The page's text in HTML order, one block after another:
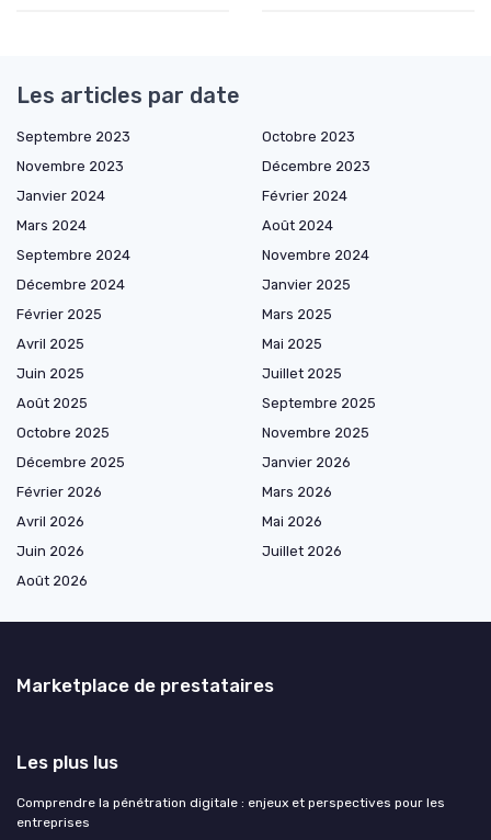
Les articles par date
Septembre 2023
Octobre 2023
Novembre 2023
Décembre 2023
Janvier 2024
Février 2024
Mars 2024
Août 2024
Septembre 2024
Novembre 2024
Décembre 2024
Janvier 2025
Février 2025
Mars 2025
Avril 2025
Mai 2025
Juin 2025
Juillet 2025
Août 2025
Septembre 2025
Octobre 2025
Novembre 2025
Décembre 2025
Janvier 2026
Février 2026
Mars 2026
Avril 2026
Mai 2026
Juin 2026
Juillet 2026
Août 2026
Marketplace de prestataires
Les plus lus
Comprendre la pénétration digitale : enjeux et perspectives pour les
entreprises